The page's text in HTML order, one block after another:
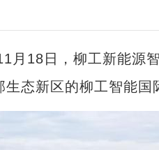
18日，柳工新能源
态新区的柳工智能国